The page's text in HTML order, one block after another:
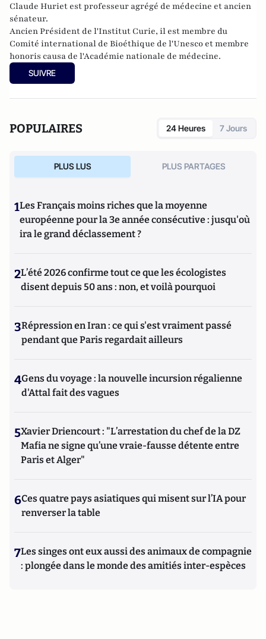
Claude Huriet est professeur agrégé de médecine et ancien
sénateur.
Ancien Président de l'Institut Curie, il est membre du
Comité international de Bioéthique de l'Unesco et membre
honoris causa de l'Académie nationale de médecine.
SUIVRE
POPULAIRES 24 Heures 7 Jours
PLUS LUS PLUS PARTAGES
1Les Français moins riches que la moyenne
européenne pour la 3e année consécutive : jusqu'où
ira le grand déclassement ?
2L’été 2026 confirme tout ce que les écologistes
disent depuis 50 ans : non, et voilà pourquoi
3Répression en Iran : ce qui s'est vraiment passé
pendant que Paris regardait ailleurs
4Gens du voyage : la nouvelle incursion régalienne
d'Attal fait des vagues
5Xavier Driencourt : "L’arrestation du chef de la DZ
Mafia ne signe qu’une vraie-fausse détente entre
Paris et Alger"
6Ces quatre pays asiatiques qui misent sur l’IA pour
renverser la table
7Les singes ont eux aussi des animaux de compagnie
: plongée dans le monde des amitiés inter-espèces